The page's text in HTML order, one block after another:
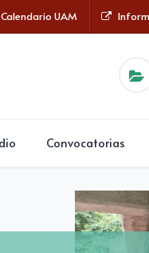
Calendario UAM
Convocatorias